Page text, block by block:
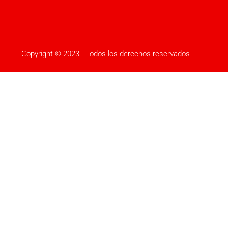
Copyright © 2023 - Todos los derechos reservados